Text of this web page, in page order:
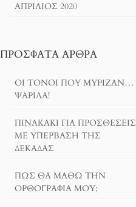
ΑΠΡΊΛΙΟΣ 2020
ΠΡΌΣΦΑΤΑ ΆΡΘΡΑ
ΟΙ ΤΌΝΟΙ ΠΟΥ ΜΎΡΙΖΑΝ…
ΨΑΡΊΛΑ!
ΠΙΝΑΚΆΚΙ ΓΙΑ ΠΡΟΣΘΈΣΕΙΣ
ΜΕ ΥΠΈΡΒΑΣΗ ΤΗΣ
ΔΕΚΆΔΑΣ
ΠΏΣ ΘΑ ΜΆΘΩ ΤΗΝ
ΟΡΘΟΓΡΑΦΊΑ ΜΟΥ;